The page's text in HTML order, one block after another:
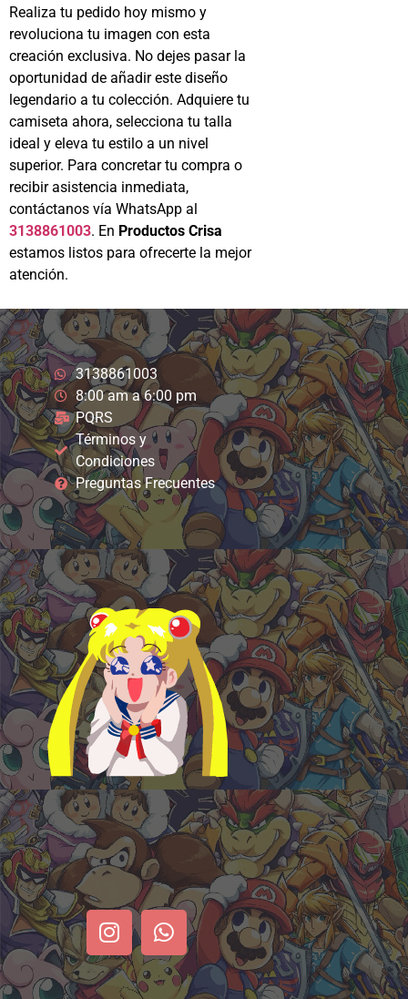
Realiza tu pedido hoy mismo y
revoluciona tu imagen con esta
creación exclusiva. No dejes pasar la
oportunidad de añadir este diseño
legendario a tu colección. Adquiere tu
camiseta ahora, selecciona tu talla
ideal y eleva tu estilo a un nivel
superior. Para concretar tu compra o
recibir asistencia inmediata,
contáctanos vía WhatsApp al
3138861003. En Productos Crisa
estamos listos para ofrecerte la mejor
atención.
3138861003
8:00 am a 6:00 pm
PQRS
Términos y
Condiciones
Preguntas Frecuentes